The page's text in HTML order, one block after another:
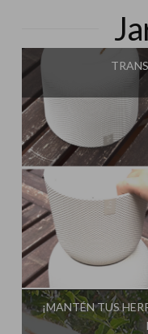
¡MANTÉN TUS